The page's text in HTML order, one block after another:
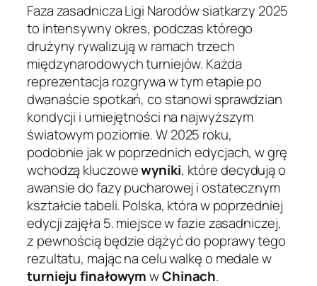
Faza zasadnicza Ligi Narodów siatkarzy 2025
to intensywny okres, podczas którego
drużyny rywalizują w ramach trzech
międzynarodowych turniejów. Każda
reprezentacja rozgrywa w tym etapie po
dwanaście spotkań, co stanowi sprawdzian
kondycji i umiejętności na najwyższym
światowym poziomie. W 2025 roku,
podobnie jak w poprzednich edycjach, w grę
wchodzą kluczowewyniki, które decydują o
awansie do fazy pucharowej i ostatecznym
kształcie tabeli. Polska, która w poprzedniej
edycji zajęła 5. miejsce w fazie zasadniczej,
z pewnością będzie dążyć do poprawy tego
rezultatu, mając na celu walkę o medale w
turnieju finałowymwChinach.